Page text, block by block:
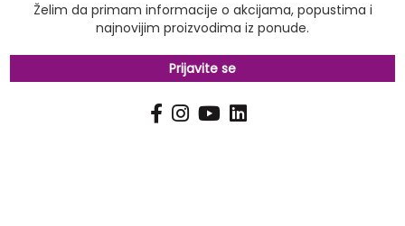
Želim da primam informacije o akcijama, popustima i
najnovijim proizvodima iz ponude.
Prijavite se